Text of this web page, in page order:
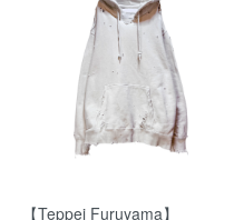
【Teppei Furuyama】